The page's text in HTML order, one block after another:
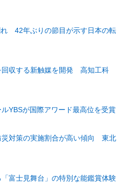
42年ぶりの節目が示す日本の転
回収する新触媒を開発 高知工科
YBSが国際アワード最高位を受賞
災対策の実施割合が高い傾向 東北
富士見舞台」の特別な能鑑賞体験